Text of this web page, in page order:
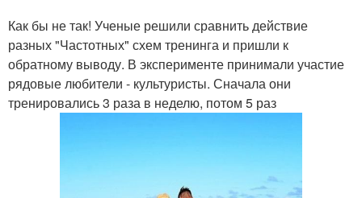
Как бы не так! Ученые решили сравнить действие
разных "Частотных" схем тренинга и пришли к
обратному выводу. В эксперименте принимали участие
рядовые любители - культуристы. Сначала они
тренировались 3 раза в неделю, потом 5 раз